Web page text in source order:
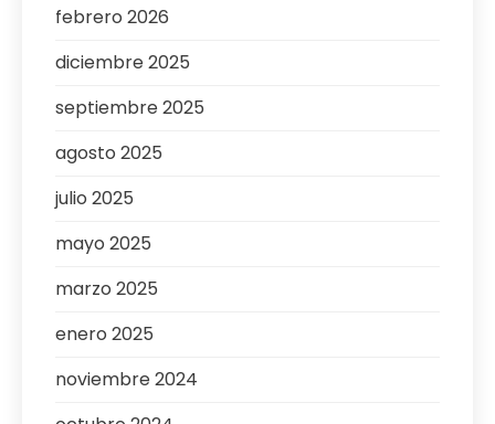
febrero 2026
diciembre 2025
septiembre 2025
agosto 2025
julio 2025
mayo 2025
marzo 2025
enero 2025
noviembre 2024